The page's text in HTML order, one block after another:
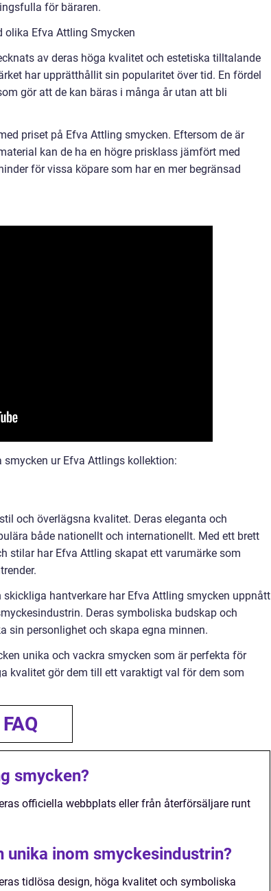
för bäraren.
olika Efva Attling Smycken
av deras höga kvalitet och estetiska tilltalande
har upprätthållit sin popularitet över tid. En fördel
gör att de kan bäras i många år utan att bli
priset på Efva Attling smycken. Eftersom de är
kan de ha en högre prisklass jämfört med
för vissa köpare som har en mer begränsad
smycken ur Efva Attlings kollektion:
och överlägsna kvalitet. Deras eleganta och
både nationellt och internationellt. Med ett brett
stilar har Efva Attling skapat ett varumärke som
hantverkare har Efva Attling smycken uppnått
Deras symboliska budskap och
sin personlighet och skapa egna minnen.
unika och vackra smycken som är perfekta för
kvalitet gör dem till ett varaktigt val för dem som
FAQ
smycken?
officiella webbplats eller från återförsäljare runt
inom smyckesindustrin?
tidlösa design, höga kvalitet och symboliska